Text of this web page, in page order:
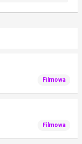
Filmowa
Filmowa